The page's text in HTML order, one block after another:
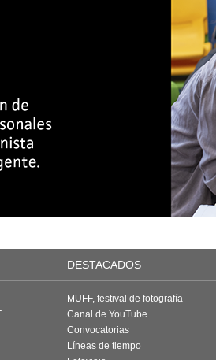
DESTACADOS
MUFF, festival de fotografía
Canal de YouTube
Convocatorias
Líneas de tiempo